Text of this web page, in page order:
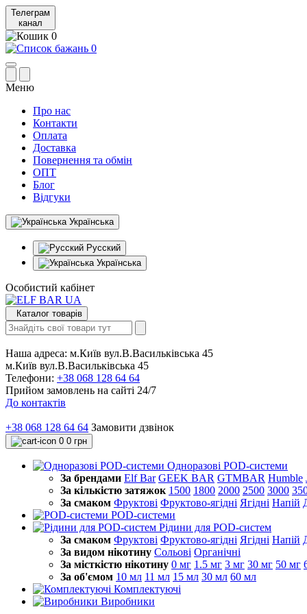
Телеграм
канал
0
0
Меню
Про нас
Контакти
Оплата
Доставка
Повернення та обмін
ОПТ
Блог
Відгуки
Українська
Русский
Українська
Особистий кабінет
Каталог товарів
Наша адреса: м.Київ вул.В.Васильківська 45
м.Київ вул.В.Васильківська 45
Телефони: +38 068 128 64 64
Прийом замовлень на сайті 24/7
До контактів
+38 068 128 64 64 Замовити дзвінок
0 0 грн
Одноразові POD-системи
За брендами Elf Bar GEEK BAR GTMBAR Humble
За кількістю затяжок 1500 1800 2000 2500 3000
За смаком Фруктові Фруктово-ягідні Ягідні Напій
POD-системи
Рідини для POD-систем
За смаком Фруктові Фруктово-ягідні Ягідні Напій
За видом нікотину Сольові Органічні
За місткістю нікотину 0 мг 1.5 мг 3 мг 30 мг 50 мг
За об'ємом 10 мл 11 мл 15 мл 30 мл 60 мл
Комплектуючі
Виробники